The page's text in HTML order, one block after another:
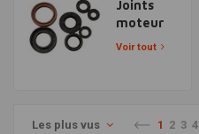
Joints
moteur
Voir tout
Les plus vus 1 2 3 4